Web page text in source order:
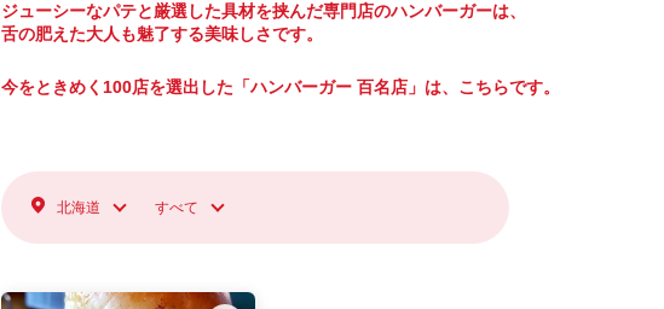
ジューシーなパテと厳選した具材を挟んだ専門店のハンバーガーは、
舌の肥えた大人も魅了する美味しさです。
今をときめく100店を選出した「ハンバーガー 百名店」は、こちらです。
北海道 すべて